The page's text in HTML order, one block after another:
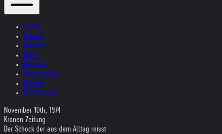
Austria
Ireland
Helvetia
Music
Museum
Photography
Theater
Kristallnacht
November 10th, 1974
Kronen Zeitung
Der Schock der aus dem Alltag reisst